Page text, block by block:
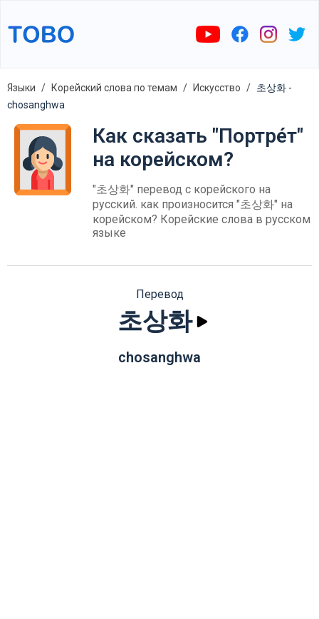
Языки Корейский слова по темам Искусство
초상화 -
chosanghwa
Как сказать "Портре́т"
на корейском?
"초상화" перевод с корейского на
русский. как произносится "초상화" на
корейском? Корейские слова в русском
языке
Перевод
초상화
chosanghwa